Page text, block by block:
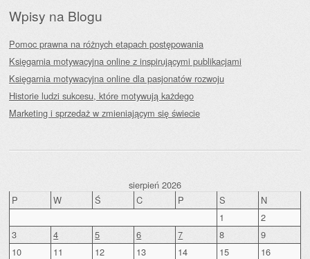
Wpisy na Blogu
Pomoc prawna na różnych etapach postępowania
Księgarnia motywacyjna online z inspirującymi publikacjami
Księgarnia motywacyjna online dla pasjonatów rozwoju
Historie ludzi sukcesu, które motywują każdego
Marketing i sprzedaż w zmieniającym się świecie
sierpień 2026
P
W Ś C P S
N
1
2
3
4 5 6 7 8
9
10
11 12 13 14 15
16